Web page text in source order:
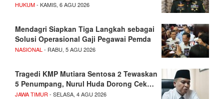
HUKUM- KAMIS, 6 AGU 2026
Mendagri Siapkan Tiga Langkah sebagai
Solusi Operasional Gaji Pegawai Pemda
NASIONAL - RABU, 5 AGU 2026
Tragedi KMP Mutiara Sentosa 2 Tewaskan
5 Penumpang, Nurul Huda Dorong Cek…
JAWA TIMUR - SELASA, 4 AGU 2026